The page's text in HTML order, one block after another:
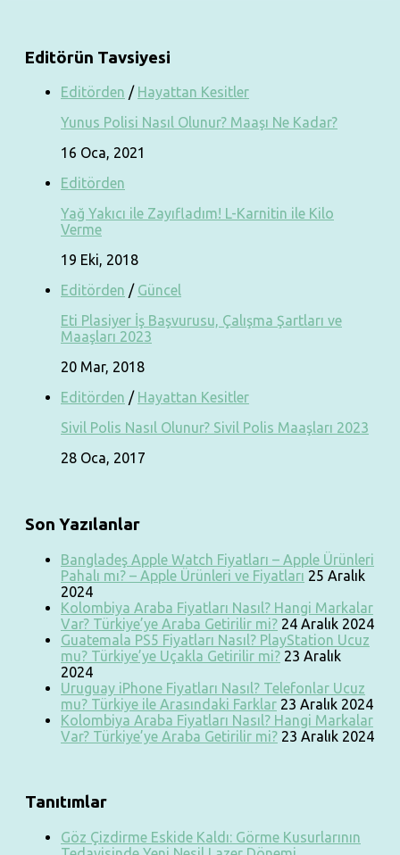
Editörün Tavsiyesi
Editörden / Hayattan Kesitler
Yunus Polisi Nasıl Olunur? Maaşı Ne Kadar?
16 Oca, 2021
Editörden
Yağ Yakıcı ile Zayıfladım! L-Karnitin ile Kilo
Verme
19 Eki, 2018
Editörden / Güncel
Eti Plasiyer İş Başvurusu, Çalışma Şartları ve
Maaşları 2023
20 Mar, 2018
Editörden / Hayattan Kesitler
Sivil Polis Nasıl Olunur? Sivil Polis Maaşları 2023
28 Oca, 2017
Son Yazılanlar
Bangladeş Apple Watch Fiyatları – Apple Ürünleri
Pahalı mı? – Apple Ürünleri ve Fiyatları 25 Aralık
2024
Kolombiya Araba Fiyatları Nasıl? Hangi Markalar
Var? Türkiye’ye Araba Getirilir mi? 24 Aralık 2024
Guatemala PS5 Fiyatları Nasıl? PlayStation Ucuz
mu? Türkiye’ye Uçakla Getirilir mi? 23 Aralık
2024
Uruguay iPhone Fiyatları Nasıl? Telefonlar Ucuz
mu? Türkiye ile Arasındaki Farklar 23 Aralık 2024
Kolombiya Araba Fiyatları Nasıl? Hangi Markalar
Var? Türkiye’ye Araba Getirilir mi? 23 Aralık 2024
Tanıtımlar
Göz Çizdirme Eskide Kaldı: Görme Kusurlarının